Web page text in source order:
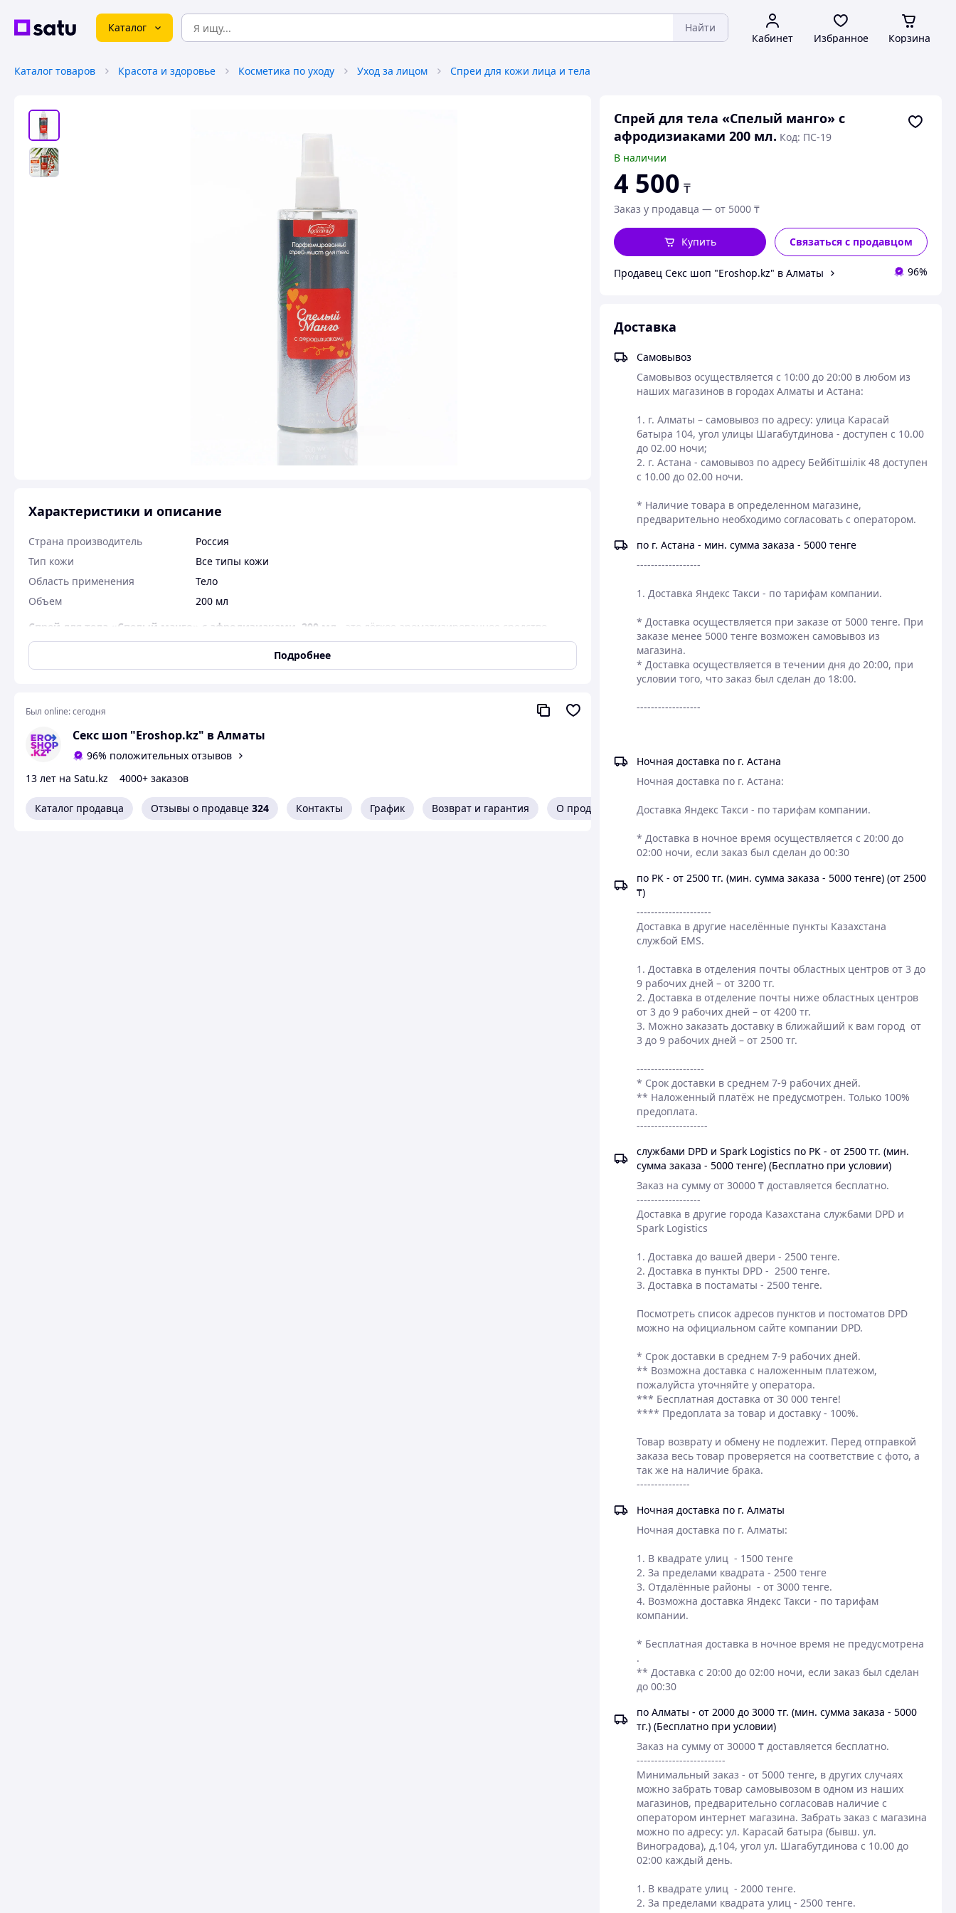
Каталог Найти
Кабинет Избранное Корзина
Каталог товаров Красота и здоровье Косметика по уходу Уход за лицом Спреи для кожи лица и тела
Спрей для тела «Спелый манго» с
афродизиаками 200 мл. Код: ПС-19
В наличии
4 500 ₸
Заказ у продавца — от 5000 ₸
Купить Связаться с продавцом
Продавец Секс шоп "Eroshop.kz" в Алматы 96%
Доставка
Самовывоз
Самовывоз осуществляется с 10:00 до 20:00 в любом из
наших магазинов в городах Алматы и Астана:
1. г. Алматы – самовывоз по адресу: улица Карасай
батыра 104, угол улицы Шагабутдинова - доступен с 10.00
до 02.00 ночи;
2. г. Астана - самовывоз по адресу Бейбітшілік 48 доступен
с 10.00 до 02.00 ночи.
* Наличие товара в определенном магазине,
предварительно необходимо согласовать с оператором.
по г. Астана - мин. сумма заказа - 5000 тенге
------------------
1. Доставка Яндекс Такси - по тарифам компании.
* Доставка осуществляется при заказе от 5000 тенге. При
заказе менее 5000 тенге возможен самовывоз из
магазина.
* Доставка осуществляется в течении дня до 20:00, при
условии того, что заказ был сделан до 18:00.
------------------
Ночная доставка по г. Астана
Ночная доставка по г. Астана:
Доставка Яндекс Такси - по тарифам компании.
* Доставка в ночное время осуществляется с 20:00 до
02:00 ночи, если заказ был сделан до 00:30
по РК - от 2500 тг. (мин. сумма заказа - 5000 тенге) (от 2500
₸)
---------------------
Доставка в другие населённые пункты Казахстана
службой EMS.
1. Доставка в отделения почты областных центров от 3 до
9 рабочих дней – от 3200 тг.
2. Доставка в отделение почты ниже областных центров
от 3 до 9 рабочих дней – от 4200 тг.
3. Можно заказать доставку в ближайший к вам город  от
3 до 9 рабочих дней – от 2500 тг.
-------------------
* Срок доставки в среднем 7-9 рабочих дней.
** Наложенный платёж не предусмотрен. Только 100%
предоплата.
--------------------
службами DPD и Spark Logistics по РК - от 2500 тг. (мин.
сумма заказа - 5000 тенге) (Бесплатно при условии)
Заказ на сумму от 30000 ₸ доставляется бесплатно.
------------------
Доставка в другие города Казахстана службами DPD и
Spark Logistics
1. Доставка до вашей двери - 2500 тенге.
2. Доставка в пункты DPD -  2500 тенге.​
3. Доставка в постаматы - 2500 тенге.​
Посмотреть список адресов пунктов и постоматов DPD
можно на официальном сайте компании DPD.
* Срок доставки в среднем 7-9 рабочих дней.
** Возможна доставка с наложенным платежом,
пожалуйста уточняйте у оператора.
*** Бесплатная доставка от 30 000 тенге!
**** Предоплата за товар и доставку - 100%.
Товар возврату и обмену не подлежит. Перед отправкой
заказа весь товар проверяется на соответствие с фото, а
так же на наличие брака.
---------------
Ночная доставка по г. Алматы
Ночная доставка по г. Алматы:
1. В квадрате улиц  - 1500 тенге
2. За пределами квадрата - 2500 тенге
3. Отдалённые районы  - от 3000 тенге.
4. Возможна доставка Яндекс Такси - по тарифам
компании.
​* Бесплатная доставка в ночное время не предусмотрена
.
** Доставка с 20:00 до 02:00 ночи, если заказ был сделан
до 00:30
по Алматы - от 2000 до 3000 тг. (мин. сумма заказа - 5000
тг.) (Бесплатно при условии)
Заказ на сумму от 30000 ₸ доставляется бесплатно.
-------------------------
Минимальный заказ - от 5000 тенге, в других случаях
можно забрать товар самовывозом в одном из наших
магазинов, предварительно согласовав наличие с
оператором интернет магазина. Забрать заказ с магазина
можно по адресу: ул. Карасай батыра (бывш. ул.
Виноградова), д.104, угол ул. Шагабутдинова с 10.00 до
02:00 каждый день.
1. В квадрате улиц  - 2000 тенге.
2. За пределами квадрата улиц - 2500 тенге.
Характеристики и описание
Страна производитель
Россия
Тип кожи
Все типы кожи
Область применения
Тело
Объем
200 мл
Спрей для тела «Спелый манго» с афродизиаками, 200 мл - это лёгкое ароматизированное средство,
которое не только освежает кожу, но и создаёт атмосферу чувственности и притяжения. Идеален для
использования после душа, перед свиданием или в моменты, когда хочется добавить немного тропической
страсти в повседневность.
игривость. Натуральные афродизиаки в составе мягко воздействуют на восприятие, усиливая
привлекательность и вызывая лёгкое волнение.
Преимущества:
Яркий аромат спелого манго - сладкий, тёплый и тропически сочный
Содержит афродизиаки - усиливает чувственность и повышает интерес со стороны партнёра
Лёгкая текстура - не липнет, быстро впитывается, не оставляет следов на одежде
Подробнее
Был online:сегодня
Секс шоп "Eroshop.kz" в Алматы
96% положительных отзывов
13 лет на Satu.kz
4000+ заказов
Каталог продавца Отзывы о продавце 324 Контакты График Возврат и гарантия О продавце